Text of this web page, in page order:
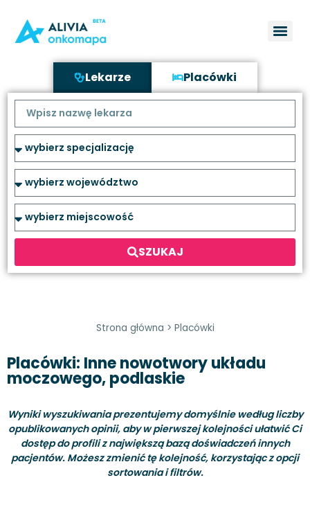
Lekarze Placówki
SZUKAJ
Strona główna > Placówki
Placówki: Inne nowotwory układu
moczowego, podlaskie
Wyniki wyszukiwania prezentujemy domyślnie według liczby
opublikowanych opinii, aby w pierwszej kolejności ułatwić Ci
dostęp do profili z największą bazą doświadczeń innych
pacjentów. Możesz zmienić tę kolejność, korzystając z opcji
sortowania i filtrów.